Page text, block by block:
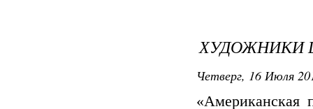
ХУДОЖНИКИ
Четверг, 16 Июля
«Американская